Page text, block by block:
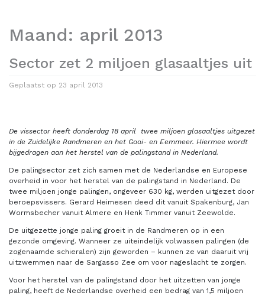
Maand: april 2013
Sector zet 2 miljoen glasaaltjes uit
Geplaatst op 23 april 2013
De vissector heeft donderdag 18 april twee miljoen glasaaltjes uitgezet
in de Zuidelijke Randmeren en het Gooi- en Eemmeer. Hiermee wordt
bijgedragen aan het herstel van de palingstand in Nederland.
De palingsector zet zich samen met de Nederlandse en Europese
overheid in voor het herstel van de palingstand in Nederland. De
twee miljoen jonge palingen, ongeveer 630 kg, werden uitgezet door
beroepsvissers. Gerard Heimesen deed dit vanuit Spakenburg, Jan
Wormsbecher vanuit Almere en Henk Timmer vanuit Zeewolde.
De uitgezette jonge paling groeit in de Randmeren op in een
gezonde omgeving. Wanneer ze uiteindelijk volwassen palingen (de
zogenaamde schieralen) zijn geworden – kunnen ze van daaruit vrij
uitzwemmen naar de Sargasso Zee om voor nageslacht te zorgen.
Voor het herstel van de palingstand door het uitzetten van jonge
paling, heeft de Nederlandse overheid een bedrag van 1,5 miljoen